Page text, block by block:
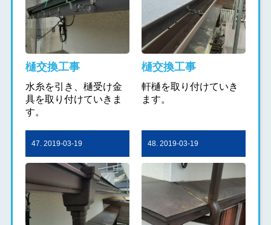
樋交換工事
水糸を引き、樋受け金
具を取り付けていきま
す。
樋交換工事
軒樋を取り付けていき
ます。
47. 2019-03-19 48. 2019-03-19